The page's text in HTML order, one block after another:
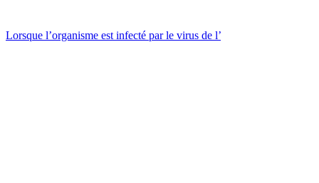
Lorsque l’organisme est infecté par le virus de l’